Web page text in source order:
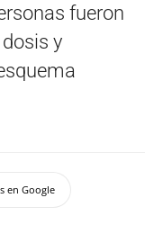
fueron
y
en Google